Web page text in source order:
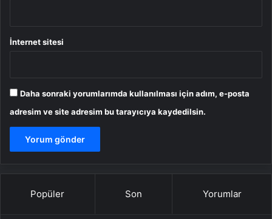
İnternet sitesi
Daha sonraki yorumlarımda kullanılması için adım, e-posta
adresim ve site adresim bu tarayıcıya kaydedilsin.
Popüler Son Yorumlar